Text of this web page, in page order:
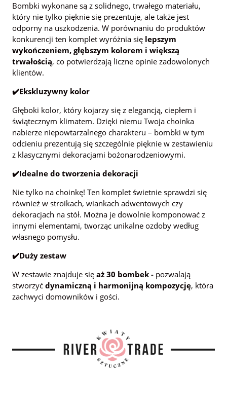
Bombki wykonane są z solidnego, trwałego materiału,
który nie tylko pięknie się prezentuje, ale także jest
odporny na uszkodzenia. W porównaniu do produktów
konkurencji ten komplet wyróżnia się lepszym
wykończeniem, głębszym kolorem i większą
trwałością, co potwierdzają liczne opinie zadowolonych
klientów.
✔️Ekskluzywny kolor
Głęboki kolor, który kojarzy się z elegancją, ciepłem i
świątecznym klimatem. Dzięki niemu Twoja choinka
nabierze niepowtarzalnego charakteru – bombki w tym
odcieniu prezentują się szczególnie pięknie w zestawieniu
z klasycznymi dekoracjami bożonarodzeniowymi.
✔️Idealne do tworzenia dekoracji
Nie tylko na choinkę! Ten komplet świetnie sprawdzi się
również w stroikach, wiankach adwentowych czy
dekoracjach na stół. Można je dowolnie komponować z
innymi elementami, tworząc unikalne ozdoby według
własnego pomysłu.
✔️Duży zestaw
W zestawie znajduje się aż 30 bombek - pozwalają
stworzyć dynamiczną i harmonijną kompozycję, która
zachwyci domowników i gości.